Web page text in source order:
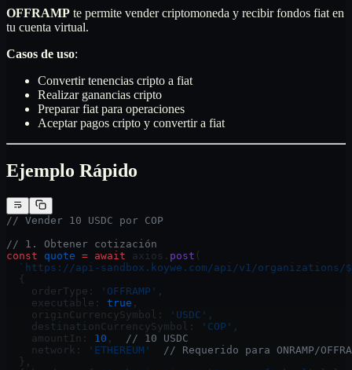
OFFRAMP te permite vender criptomoneda y recibir fondos fiat en
tu cuenta virtual.
Casos de uso:
Convertir tenencias cripto a fiat
Realizar ganancias cripto
Preparar fiat para operaciones
Aceptar pagos cripto y convertir a fiat
Ejemplo Rápido
// Vender 10 USDC por COP
// 1. Obtener cotización
const quote = await axios. post (
`https://api-sandbox.koywe.com/api/v1/organizations/
  {
    orderType:
'OFFRAMP' ,
    executable:
true ,
    originCurrencySymbol:
'USDC' ,
    destinationCurrencySymbol:
'COP' ,
    amountIn:
10 , // 10 USDC
    network:
'ETHEREUM'
// Requerido para ONRAMP/
  },